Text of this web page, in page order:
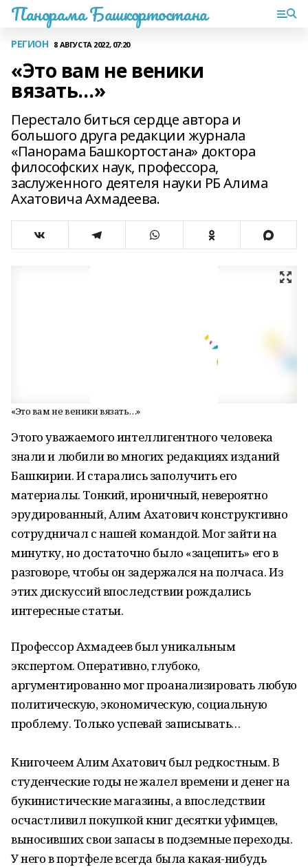
Панорама Башкортостана
РЕГИОН 8 АВГУСТА 2022, 07:20
«Это вам не веники
вязать…»
Перестало биться сердце автора и
большого друга редакции журнала
«Панорама Башкортостана» доктора
философских наук, профессора,
заслуженного деятеля науки РБ Алима
Ахатовича Ахмадеева.
«Это вам не веники вязать…»
Этого уважаемого интеллигентного человека
знали и любили во многих редакциях изданий
Башкирии. И старались заполучить его
материалы. Тонкий, ироничный, невероятно
эрудированный, Алим Ахатович конструктивно
сотрудничал с нашей командой. Мог зайти на
минутку, но достаточно было «зацепить» его в
разговоре, чтобы он задержался на полчаса. Из
этих дискуссий впоследствии рождались
интересные статьи.
Профессор Ахмадеев был уникальным
экспертом. Оперативно, глубоко,
аргументированно мог проанализировать любую
политическую, экономическую, социальную
проблему. Только успевай записывать…
Книгочеем Алим Ахатович был редкостным. В
студенческие годы не жалел времени и денег на
букинистические магазины, а впоследствии
осчастливил покупкой книг десятки уфимцев,
выносивших свои запасы в подземные переходы.
У него в портфеле всегда была какая-нибудь